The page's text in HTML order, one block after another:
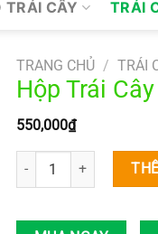
TRÁI CÂY TRÁI
TRANG CHỦ / TRÁI
Hộp Trái
550,000₫
Hộp Trái Cây – 10 số